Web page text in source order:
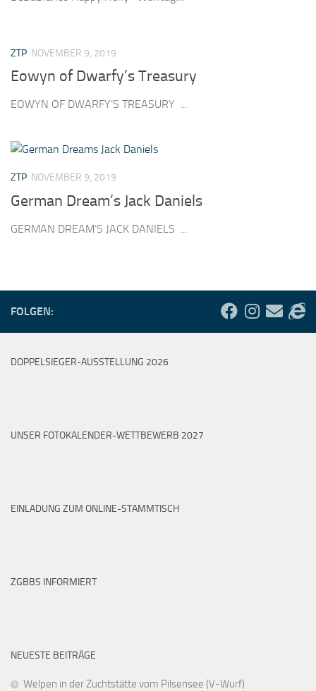
ZTP NOVEMBER 9, 2019
Eowyn of Dwarfy’s Treasury
EOWYN OF DWARFY’S TREASURY ...
ZTP NOVEMBER 9, 2019
German Dream’s Jack Daniels
GERMAN DREAM’S JACK DANIELS ...
FOLGEN:
DOPPELSIEGER-AUSSTELLUNG 2026
UNSER FOTOKALENDER-WETTBEWERB 2027
EINLADUNG ZUM ONLINE-STAMMTISCH
ZGBBS INFORMIERT
NEUESTE BEITRÄGE
Welpen in der Zuchtstätte vom Pilsensee (V-Wurf)